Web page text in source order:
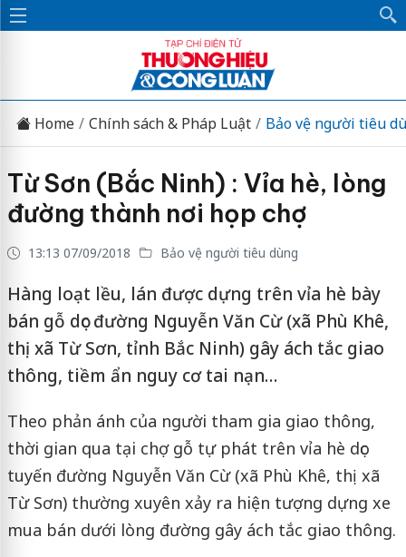
Home Chính sách & Pháp Luật Bảo vệ người tiêu
Từ Sơn (Bắc Ninh) : Vỉa hè, lòng
đường thành nơi họp chợ
13:13 07/09/2018 Bảo vệ người tiêu dùng
Hàng loạt lều, lán được dựng trên vỉa hè bày
bán gỗ dọc đường Nguyễn Văn Cừ (xã Phù Khê,
thị xã Từ Sơn, tỉnh Bắc Ninh) gây ách tắc giao
thông, tiềm ẩn nguy cơ tai nạn…
Theo phản ánh của người tham gia giao thông,
thời gian qua tại chợ gỗ tự phát trên vỉa hè dọc
tuyến đường Nguyễn Văn Cừ (xã Phù Khê, thị xã
Từ Sơn) thường xuyên xảy ra hiện tượng dựng xe
mua bán dưới lòng đường gây ách tắc giao thông.